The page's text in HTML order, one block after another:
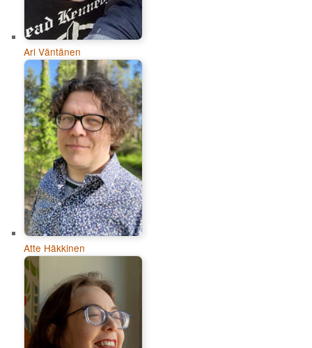
Ari Väntänen
Atte Häkkinen